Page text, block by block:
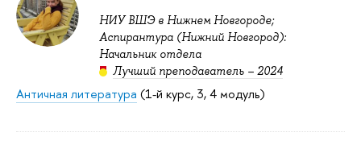
НИУ ВШЭ в Нижнем Новгороде;
Аспирантура (Нижний Новгород):
Начальник отдела
Лучший преподаватель – 2024
Античная литература (1-й курс, 3, 4 модуль)